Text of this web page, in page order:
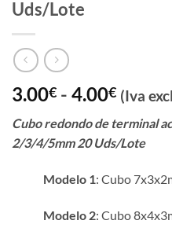
Uds/Lote
3.00€ - 4.00€Rango
desde
hasta
4.00€
(Iva
Cubo redondo de terminal
2/3/4/5mm 20 Uds/Lote
Modelo 1: Cubo
Modelo 2: Cubo